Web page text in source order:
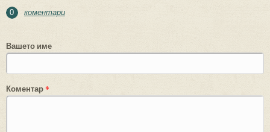
0 коментари
Вашето име
Коментар*